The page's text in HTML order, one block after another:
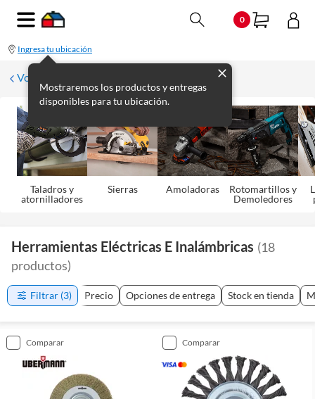
0
Ingresa tu ubicación
Mostraremos los productos y entregas
disponibles para tu ubicación.
Volver
Taladros y
atornilladores
Sierras Amoladoras
Rotomartillos y
Demoledores
Herramientas Eléctricas E Inalámbricas (18
productos)
Filtrar (3) Precio Opciones de entrega Stock en tienda
comparar comparar